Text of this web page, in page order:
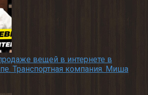
вещей в интернете в
Транспортная компания. Миша